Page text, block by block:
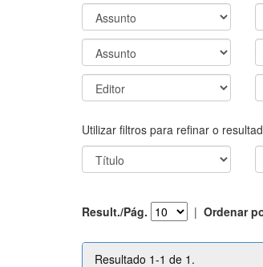
Utilizar filtros para refinar o
Result./Pág. | Ordenar
Resultado 1-1 de 1.